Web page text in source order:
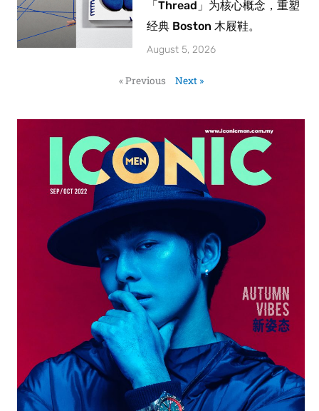
「Thread」为核心概念，重塑
经典 Boston 木屐鞋。
August 5, 2026
« Previous Next »